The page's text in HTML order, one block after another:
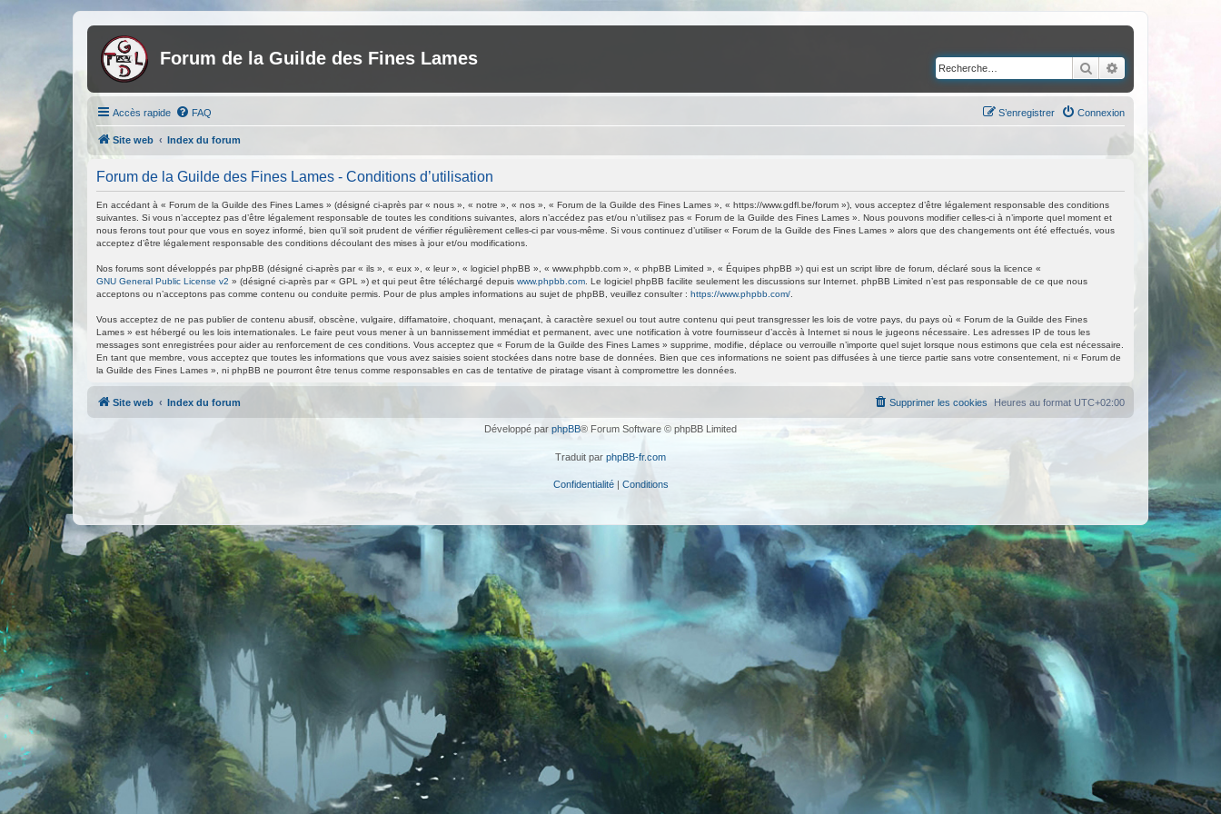
Forum de la Guilde des Fines Lames Rechercher
Accès rapide FAQ Connexion
S’enregistrer
Site web Index du forum
Forum de la Guilde des Fines Lames - Conditions d’utilisation
En accédant à « Forum de la Guilde des Fines Lames » (désigné ci-après par « nous », « notre », « nos », « Forum de la Guilde des Fines Lames », « https://www.gdfl.be/forum »), vous acceptez d’être légalement responsable des conditions
suivantes. Si vous n’acceptez pas d’être légalement responsable de toutes les conditions suivantes, alors n’accédez pas et/ou n’utilisez pas « Forum de la Guilde des Fines Lames ». Nous pouvons modifier celles-ci à n’importe quel moment et
nous ferons tout pour que vous en soyez informé, bien qu’il soit prudent de vérifier régulièrement celles-ci par vous-même. Si vous continuez d’utiliser « Forum de la Guilde des Fines Lames » alors que des changements ont été effectués, vous
acceptez d’être légalement responsable des conditions découlant des mises à jour et/ou modifications.
Nos forums sont développés par phpBB (désigné ci-après par « ils », « eux », « leur », « logiciel phpBB », « www.phpbb.com », « phpBB Limited », « Équipes phpBB ») qui est un script libre de forum, déclaré sous la licence «
GNU General Public License v2 » (désigné ci-après par « GPL ») et qui peut être téléchargé depuis www.phpbb.com . Le logiciel phpBB facilite seulement les discussions sur Internet. phpBB Limited n’est pas responsable de ce que nous
acceptons ou n’acceptons pas comme contenu ou conduite permis. Pour de plus amples informations au sujet de phpBB, veuillez consulter : https://www.phpbb.com/
Vous acceptez de ne pas publier de contenu abusif, obscène, vulgaire, diffamatoire, choquant, menaçant, à caractère sexuel ou tout autre contenu qui peut transgresser les lois de votre pays, du pays où « Forum de la Guilde des Fines
Lames » est hébergé ou les lois internationales. Le faire peut vous mener à un bannissement immédiat et permanent, avec une notification à votre fournisseur d’accès à Internet si nous le jugeons nécessaire. Les adresses IP de tous les
messages sont enregistrées pour aider au renforcement de ces conditions. Vous acceptez que « Forum de la Guilde des Fines Lames » supprime, modifie, déplace ou verrouille n’importe quel sujet lorsque nous estimons que cela est nécessaire.
En tant que membre, vous acceptez que toutes les informations que vous avez saisies soient stockées dans notre base de données. Bien que ces informations ne soient pas diffusées à une tierce partie sans votre consentement, ni « Forum de
la Guilde des Fines Lames », ni phpBB ne pourront être tenus comme responsables en cas de tentative de piratage visant à compromettre les données.
Site web Index du forum Heures au format UTC+02:00
Supprimer les cookies
Développé par phpBB® Forum Software © phpBB Limited
Traduit par phpBB-fr.com
Confidentialité| Conditions